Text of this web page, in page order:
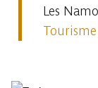
Les